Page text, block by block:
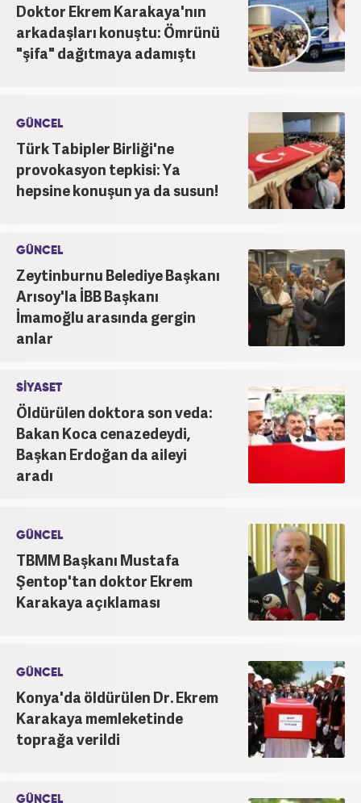
Doktor Ekrem Karakaya'nın
arkadaşları konuştu: Ömrünü
"şifa" dağıtmaya adamıştı
GÜNCEL
Türk Tabipler Birliği'ne
provokasyon tepkisi: Ya
hepsine konuşun ya da susun!
GÜNCEL
Zeytinburnu Belediye Başkanı
Arısoy'la İBB Başkanı
İmamoğlu arasında gergin
anlar
SİYASET
Öldürülen doktora son veda:
Bakan Koca cenazedeydi,
Başkan Erdoğan da aileyi
aradı
GÜNCEL
TBMM Başkanı Mustafa
Şentop'tan doktor Ekrem
Karakaya açıklaması
GÜNCEL
Konya'da öldürülen Dr. Ekrem
Karakaya memleketinde
toprağa verildi
GÜNCEL